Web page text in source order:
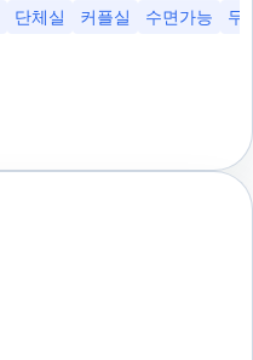
단체실 커플실 수면가능 무